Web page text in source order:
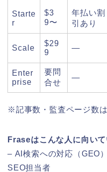
Starte
r
$3
9〜
年払い割
引あり
Scale
$29
9
—
Enter
prise
要問
合せ
—
※記事数・監査ページ数
Fraseはこんな人に向いて
– AI検索への対応（GEO
SEO担当者